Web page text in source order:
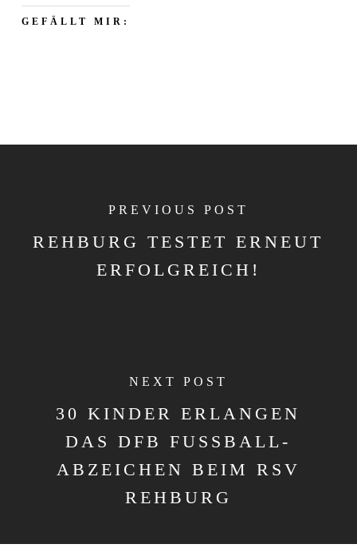
GEFÄLLT MIR:
PREVIOUS POST
REHBURG TESTET ERNEUT
ERFOLGREICH!
NEXT POST
30 KINDER ERLANGEN
DAS DFB FUSSBALL-A
BZEICHEN BEIM RSV R
EHBURG